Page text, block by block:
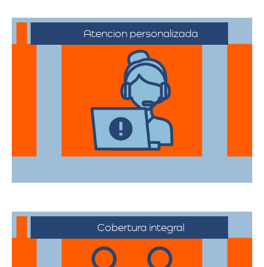
Atencion personalizada
Nuestros asesores están a su disposición
para acompañarte en cada etapa del
proceso, asegurando que todas sus
necesidades sean atendidas.
Cobertura integral